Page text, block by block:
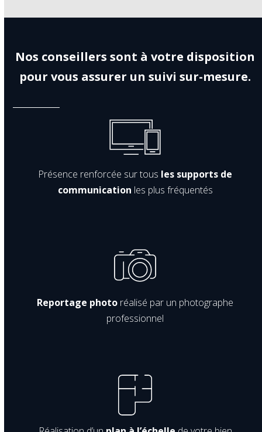
Nos conseillers sont à votre disposition
pour vous assurer un suivi sur-mesure.
Présence renforcée sur tous les supports de
communication les plus fréquentés
Reportage photo réalisé par un photographe
professionnel